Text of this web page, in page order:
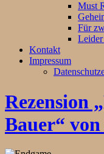
Must
Für
Kontakt
Impressum
Rezension
Bauer“